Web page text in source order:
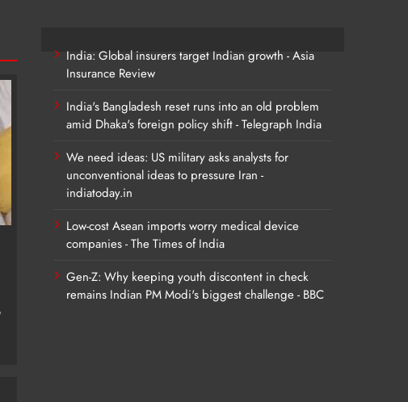
India: Global insurers target Indian growth - Asia
Insurance Review
India's Bangladesh reset runs into an old problem
amid Dhaka's foreign policy shift - Telegraph India
We need ideas: US military asks analysts for
unconventional ideas to pressure Iran -
indiatoday.in
Low-cost Asean imports worry medical device
companies - The Times of India
Gen-Z: Why keeping youth discontent in check
remains Indian PM Modi's biggest challenge - BBC